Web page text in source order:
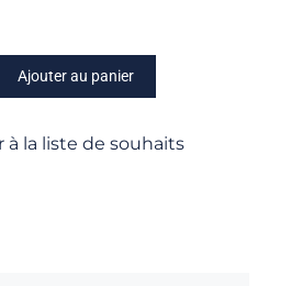
Ajouter au panier
à la liste de souhaits